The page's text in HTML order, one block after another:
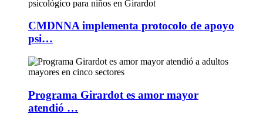
CMDNNA implementa protocolo de apoyo
psi…
Programa Girardot es amor mayor
atendió …